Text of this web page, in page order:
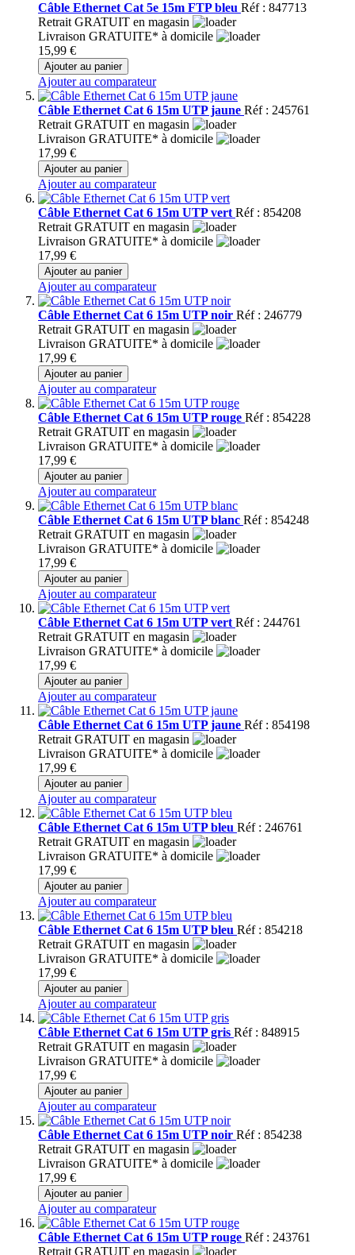
Câble Ethernet Cat 5e 15m FTP bleu Réf : 847713
Retrait GRATUIT en magasin
Livraison GRATUITE* à domicile
15,99 €
Ajouter au panier
Ajouter au comparateur
Câble Ethernet Cat 6 15m UTP jaune Réf : 245761
Retrait GRATUIT en magasin
Livraison GRATUITE* à domicile
17,99 €
Ajouter au panier
Ajouter au comparateur
Câble Ethernet Cat 6 15m UTP vert Réf : 854208
Retrait GRATUIT en magasin
Livraison GRATUITE* à domicile
17,99 €
Ajouter au panier
Ajouter au comparateur
Câble Ethernet Cat 6 15m UTP noir Réf : 246779
Retrait GRATUIT en magasin
Livraison GRATUITE* à domicile
17,99 €
Ajouter au panier
Ajouter au comparateur
Câble Ethernet Cat 6 15m UTP rouge Réf : 854228
Retrait GRATUIT en magasin
Livraison GRATUITE* à domicile
17,99 €
Ajouter au panier
Ajouter au comparateur
Câble Ethernet Cat 6 15m UTP blanc Réf : 854248
Retrait GRATUIT en magasin
Livraison GRATUITE* à domicile
17,99 €
Ajouter au panier
Ajouter au comparateur
Câble Ethernet Cat 6 15m UTP vert Réf : 244761
Retrait GRATUIT en magasin
Livraison GRATUITE* à domicile
17,99 €
Ajouter au panier
Ajouter au comparateur
Câble Ethernet Cat 6 15m UTP jaune Réf : 854198
Retrait GRATUIT en magasin
Livraison GRATUITE* à domicile
17,99 €
Ajouter au panier
Ajouter au comparateur
Câble Ethernet Cat 6 15m UTP bleu Réf : 246761
Retrait GRATUIT en magasin
Livraison GRATUITE* à domicile
17,99 €
Ajouter au panier
Ajouter au comparateur
Câble Ethernet Cat 6 15m UTP bleu Réf : 854218
Retrait GRATUIT en magasin
Livraison GRATUITE* à domicile
17,99 €
Ajouter au panier
Ajouter au comparateur
Câble Ethernet Cat 6 15m UTP gris Réf : 848915
Retrait GRATUIT en magasin
Livraison GRATUITE* à domicile
17,99 €
Ajouter au panier
Ajouter au comparateur
Câble Ethernet Cat 6 15m UTP noir Réf : 854238
Retrait GRATUIT en magasin
Livraison GRATUITE* à domicile
17,99 €
Ajouter au panier
Ajouter au comparateur
Câble Ethernet Cat 6 15m UTP rouge Réf : 243761
Retrait GRATUIT en magasin